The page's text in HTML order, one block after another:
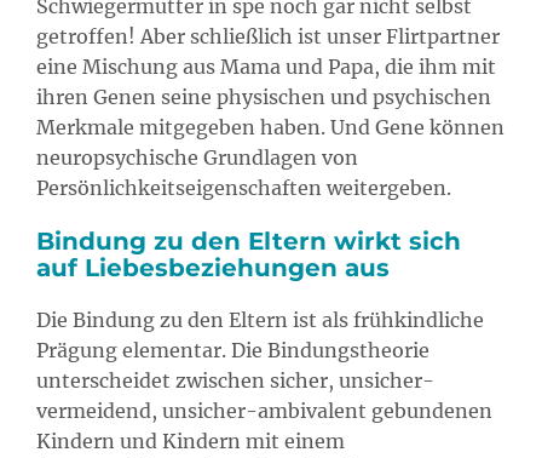
Schwiegermutter in spe noch gar nicht selbst
getroffen! Aber schließlich ist unser Flirtpartner
eine Mischung aus Mama und Papa, die ihm mit
ihren Genen seine physischen und psychischen
Merkmale mitgegeben haben. Und Gene können
neuropsychische Grundlagen von
Persönlichkeitseigenschaften weitergeben.
Bindung zu den Eltern wirkt sich
auf Liebesbeziehungen aus
Die Bindung zu den Eltern ist als frühkindliche
Prägung elementar. Die Bindungstheorie
unterscheidet zwischen sicher, unsicher-
vermeidend, unsicher-ambivalent gebundenen
Kindern und Kindern mit einem